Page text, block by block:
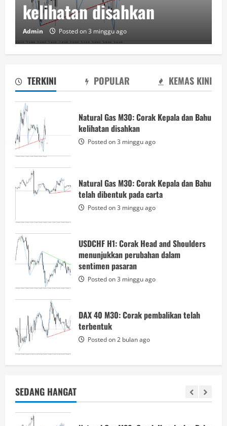
dibentuk pada
Admin
SEDANG HANGAT
Posted on 3 minggu ago
sentimen pasaran
Posted on 3 minggu ago
4
terbentuk
Posted on 2 bulan ago
5
Posted on 2 bulan ago
1
Natural Gas M30: Corak Kepala dan Bahu
TERKINI POPULAR KEMAS KINI
Natural Gas M30: Corak Kepala dan Bahu
kelihatan disahkan
Posted on 3 minggu ago
Natural Gas M30: Corak Kepala dan Bahu
telah dibentuk pada carta
Posted on 3 minggu ago
USDCHF H1: Corak Head and Shoulders
menunjukkan perubahan dalam
sentimen pasaran
Posted on 3 minggu ago
DAX 40 M30: Corak pembalikan telah
terbentuk
Posted on 2 bulan ago